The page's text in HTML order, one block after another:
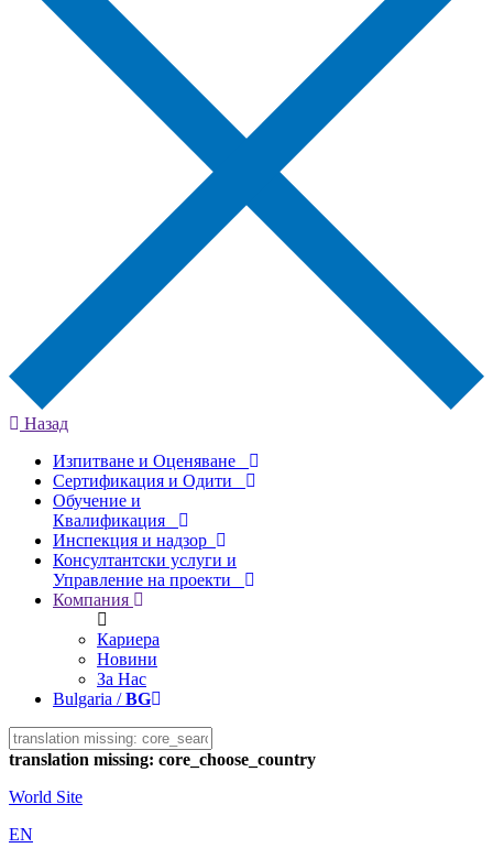
Назад
Изпитване и Оценяване
Сертификация и Одити
Обучение и
Квалификация
Инспекция и надзор
Консултантски услуги и
Управление на проекти
Компания
Кариера
Новини
За Нас
Bulgaria /BG
translation missing: core_choose_country
World Site
EN